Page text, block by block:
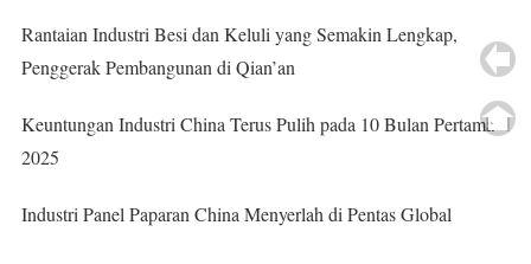
Rantaian Industri Besi dan Keluli yang Semakin Lengkap,
Penggerak Pembangunan di Qian’an
Keuntungan Industri China Terus Pulih pada 10 Bulan Pertama
2025
Industri Panel Paparan China Menyerlah di Pentas Global